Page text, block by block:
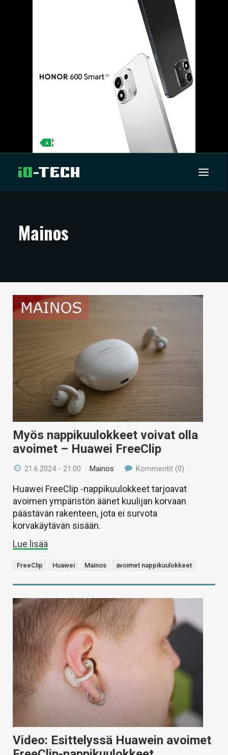
ARTIKKELIT
TECHBBS
TIETOA
HAKU
Mainos
Myös nappikuulokkeet voivat olla
avoimet – Huawei FreeClip
21.6.2024 - 21:00 / Mainos Kommentit (0)
Huawei FreeClip -nappikuulokkeet tarjoavat
avoimen ympäristön äänet kuulijan korvaan
päästävän rakenteen, jota ei survota
korvakäytävän sisään.
Lue lisää
FreeClip Huawei Mainos avoimet nappikuulokkeet
Video: Esittelyssä Huawein avoimet